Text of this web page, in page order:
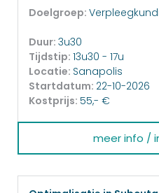
Doelgroep:
Duur: 3u30
Tijdstip: 13u30 - 17u
Locatie: Sanapolis
Startdatum: 22-10-2026
Kostprijs: 55,- €
meer info /